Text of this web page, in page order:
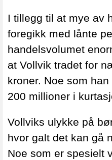
I tillegg til at mye av
foregikk med lånte
handelsvolumet
at Vollvik tradet for
kroner. Noe som
200 millioner i
Vollviks ulykke på
hvor galt det kan gå
Noe som er spesielt